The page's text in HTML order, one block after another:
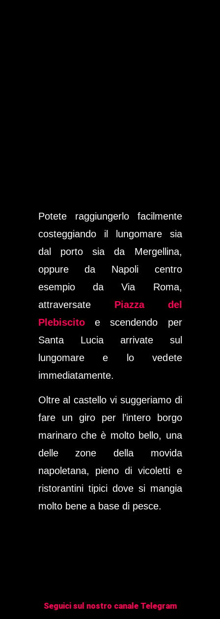
Potete raggiungerlo facilmente
costeggiando il lungomare sia
dal porto sia da Mergellina,
oppure da Napoli centro
esempio da Via Roma,
attraversate Piazza del
Plebiscitoe scendendo per
Santa Lucia arrivate sul
lungomare e lo vedete
immediatamente.
Oltre al castello vi suggeriamo di
fare un giro per l’intero borgo
marinaro che è molto bello, una
delle zone della movida
napoletana, pieno di vicoletti e
ristorantini tipici dove si mangia
molto bene a base di pesce.
Seguici sul nostro canale Telegram